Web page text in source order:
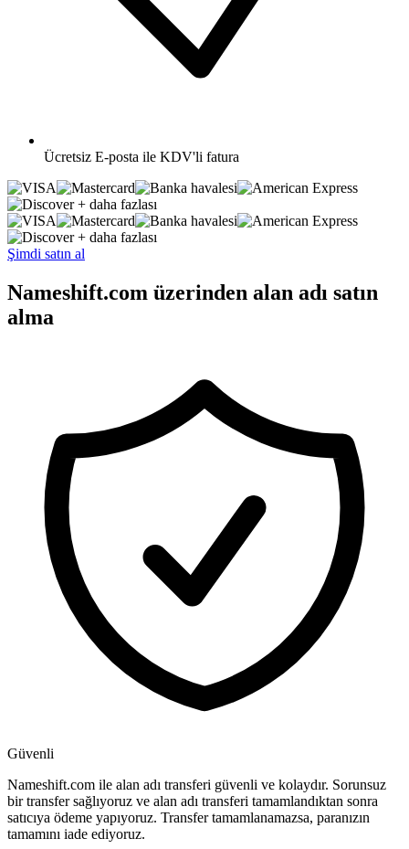
Ücretsiz E-posta ile KDV'li fatura
+ daha fazlası
+ daha fazlası
Şimdi satın al
Nameshift.com üzerinden alan adı satın
alma
Güvenli
Nameshift.com ile alan adı transferi güvenli ve kolaydır. Sorunsuz
bir transfer sağlıyoruz ve alan adı transferi tamamlandıktan sonra
satıcıya ödeme yapıyoruz. Transfer tamamlanamazsa, paranızın
tamamını iade ediyoruz.